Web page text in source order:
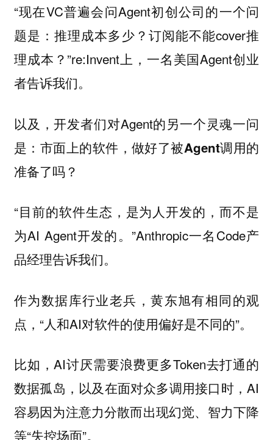
“现在VC普遍会问Agent初创公司的一个问
题是：推理成本多少？订阅能不能cover推
理成本？”re:Invent上，一名美国Agent创业
者告诉我们。
以及，开发者们对Agent的另一个灵魂一问
是： 市面上的软件，做好了被Agent调用的
准备了吗？
“目前的软件生态，是为人开发的，而不是
为AI Agent开发的。”Anthropic一名Code产
品经理告诉我们。
作为数据库行业老兵，黄东旭有相同的观
点，“人和AI对软件的使用偏好是不同的”。
比如，AI讨厌需要浪费更多Token去打通的
数据孤岛，以及在面对众多调用接口时，AI
容易因为注意力分散而出现幻觉、智力下降
等“失控场面”。